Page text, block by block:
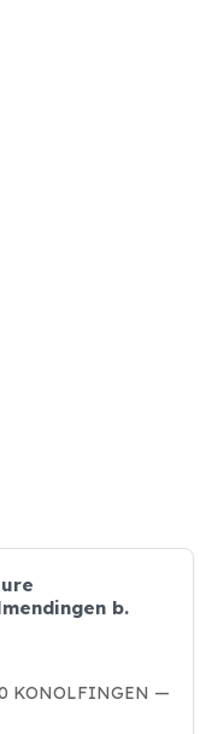
b.
KONOLFINGEN —